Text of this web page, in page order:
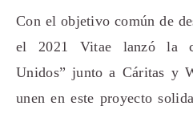
Con el objetivo común de
el 2021 Vitae lanzó la
Unidos” junto a Cáritas y
unen en este proyecto